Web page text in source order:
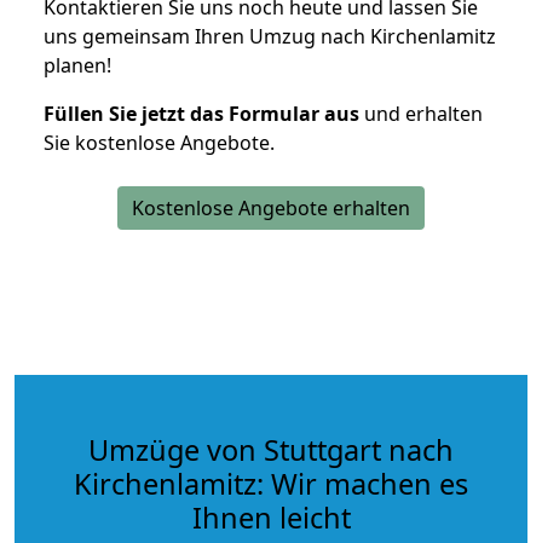
Kontaktieren Sie uns noch heute und lassen Sie
uns gemeinsam Ihren Umzug nach Kirchenlamitz
planen!
Füllen Sie jetzt das Formular aus und erhalten
Sie kostenlose Angebote.
Kostenlose Angebote erhalten
Umzüge von Stuttgart nach
Kirchenlamitz: Wir machen es
Ihnen leicht